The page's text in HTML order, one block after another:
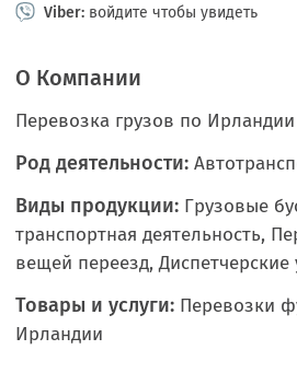
Viber: войдите чтобы увидеть
О Компании
Перевозка грузов по
Род деятельности:
Виды продукции: Грузовые
транспортная деятельность,
вещей переезд, Диспетчерские
Товары и услуги: Перевозки
Ирландии